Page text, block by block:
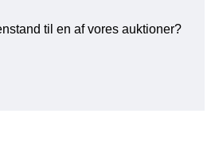
til en af vores auktioner?